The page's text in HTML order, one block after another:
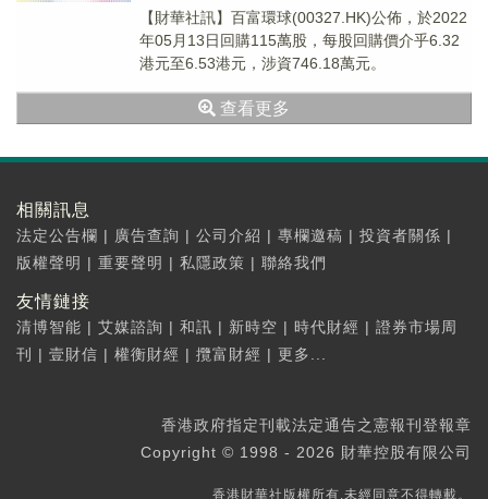
【財華社訊】百富環球(00327.HK)公佈，於2022
年05月13日回購115萬股，每股回購價介乎6.32
港元至6.53港元，涉資746.18萬元。
查看更多
相關訊息
法定公告欄 | 廣告查詢 | 公司介紹 | 專欄邀稿 | 投資者關係 |
版權聲明 | 重要聲明 | 私隱政策 | 聯絡我們
友情鏈接
清博智能 | 艾媒諮詢 | 和訊 | 新時空 | 時代財經 | 證券市場周
刊
| 壹財信 | 權衡財經 | 攬富財經 | 更多...
香港政府指定刊載法定通告之憲報刊登報章
Copyright © 1998 - 2026 財華控股有限公司
香港財華社版權所有,未經同意不得轉載。